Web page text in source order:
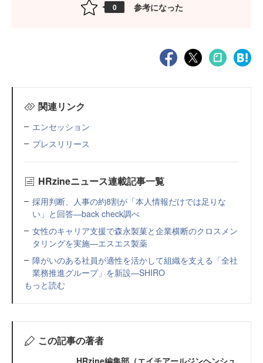
0 参考になった
関連リンク
エンセッション
プレスリリース
HRzineニュース連載記事一覧
採用判断、人事の約8割が「本人情報だけでは足りな
い」と回答—back check調べ
女性のキャリア支援で森永製菓と企業横断のクロスメン
タリングを実施—エスエス製薬
障がいのある社員が適性を活かして組織を支える「全社
業務推進グループ」を新設—SHIRO
もっと読む
この記事の著者
HRzine編集部（エイチアールジンヘンシュ